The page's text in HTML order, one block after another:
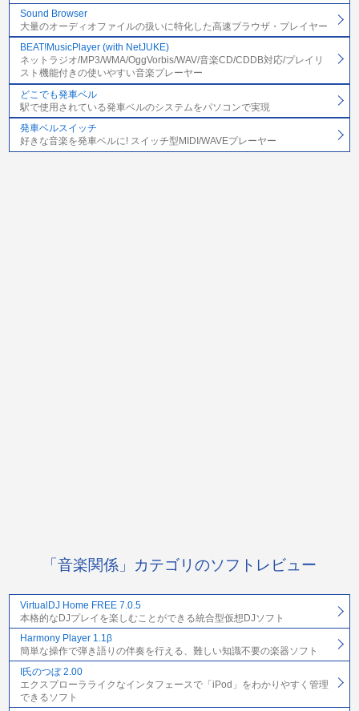
Sound Browser
大量のオーディオファイルの扱いに特化した高速ブラウザ・プレイヤー
BEAT!MusicPlayer (with NetJUKE)
ネットラジオ/MP3/WMA/OggVorbis/WAV/音楽CD/CDDB対応/プレイリ
スト機能付きの使いやすい音楽プレーヤー
どこでも発車ベル
駅で使用されている発車ベルのシステムをパソコンで実現
発車ベルスイッチ
好きな音楽を発車ベルに! スイッチ型MIDI/WAVEプレーヤー
「音楽関係」カテゴリのソフトレビュー
VirtualDJ Home FREE 7.0.5
本格的なDJプレイを楽しむことができる統合型仮想DJソフト
Harmony Player 1.1β
簡単な操作で弾き語りの伴奏を行える、難しい知識不要の楽器ソフト
I氏のつぼ 2.00
エクスプローラライクなインタフェースで「iPod」をわかりやすく管理
できるソフト